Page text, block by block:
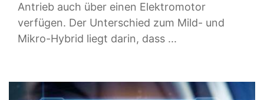
Antrieb auch über einen Elektromotor
verfügen. Der Unterschied zum Mild- und
Mikro-Hybrid liegt darin, dass ...